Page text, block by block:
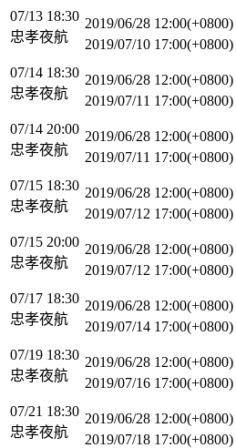
07/13 18:30
忠孝夜航
2019/06/28 12:00(+0800)
2019/07/10 17:00(+0800)
07/14 18:30
忠孝夜航
2019/06/28 12:00(+0800)
2019/07/11 17:00(+0800)
07/14 20:00
忠孝夜航
2019/06/28 12:00(+0800)
2019/07/11 17:00(+0800)
07/15 18:30
忠孝夜航
2019/06/28 12:00(+0800)
2019/07/12 17:00(+0800)
07/15 20:00
忠孝夜航
2019/06/28 12:00(+0800)
2019/07/12 17:00(+0800)
07/17 18:30
忠孝夜航
2019/06/28 12:00(+0800)
2019/07/14 17:00(+0800)
07/19 18:30
忠孝夜航
2019/06/28 12:00(+0800)
2019/07/16 17:00(+0800)
07/21 18:30
忠孝夜航
2019/06/28 12:00(+0800)
2019/07/18 17:00(+0800)